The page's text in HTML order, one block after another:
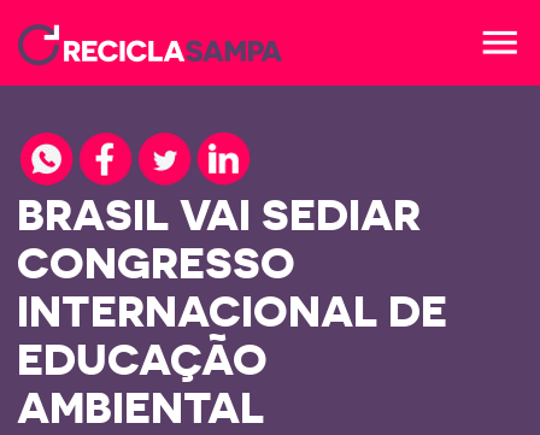
menu
BRASIL VAI SEDIAR
CONGRESSO
INTERNACIONAL DE
EDUCAÇÃO
AMBIENTAL